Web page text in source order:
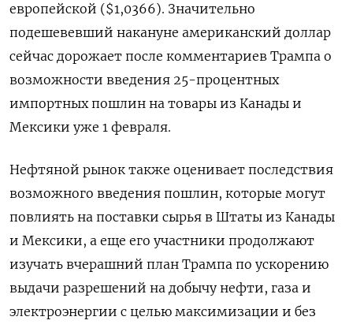
европейской ($1,0366). Значительно
подешевевший накануне американский доллар
сейчас дорожает после комментариев Трампа о
возможности введения 25-процентных
импортных пошлин на товары из Канады и
Мексики уже 1 февраля.
Нефтяной рынок также оценивает последствия
возможного введения пошлин, которые могут
повлиять на поставки сырья в Штаты из Канады
и Мексики, а еще его участники продолжают
изучать вчерашний план Трампа по ускорению
выдачи разрешений на добычу нефти, газа и
электроэнергии с целью максимизации и без